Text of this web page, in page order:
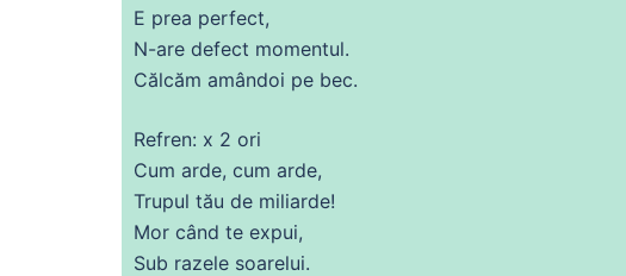
E prea perfect,
N-are defect momentul.
Călcăm amândoi pe bec.
Refren: x 2 ori
Cum arde, cum arde,
Trupul tău de miliarde!
Mor când te expui,
Sub razele soarelui.